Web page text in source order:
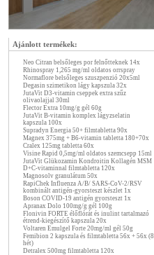
Ajánlott termékek:
Neo Citran belsőleges por felnőtteknek 14x
Rhinospray 1,265 mg/ml oldatos orrspray
Normaflore belsőleges szuszpenzió 20x5ml
Degasin szimetikon lágy kapszula 32x
JutaVit D3-vitamin cseppek extra szűz
olivaolajjal 30ml
Flector Extra 10mg/g gél 60g
JutaVit B-vitamin komplex lágyzselatin
kapszula 100x
Supradyn Energia 50+ filmtabletta 90x
Magnex 375mg + B6-vitamin tabletta 180+70x
Cralex 125mg tabletta 60x
Visine Rapid 0,5mg/ml oldatos szemcsepp 15ml
JutaVit Glükozamin Kondroitin Kollagén MSM
D+C-vitaminnal filmtabletta 120x
Magnosolv granulátum 50x
RapiChek Influenza A/B/ SARS-CoV-2/RSV
kombinált antigén-gyorsteszt készlet 1x
Boson COVID-19 antigén gyorsteszt 1x
Apranax Dolo 100mg/g gél 100g
Flonivin FORTE élőflórát és inulint tartalmazó
étrend-kiegészítő kapszula 20x
Voltaren Emulgel Forte 20mg/ml gél 50g
Femibion 2 kapszula és filmtabletta 56x + 56x (8
hét)
Detralex 500mg filmtabletta 120x